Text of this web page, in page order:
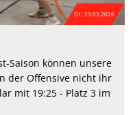
D1: 23.03.2026
Saison können unsere
der Offensive nicht ihr
mit 19:25 - Platz 3 im